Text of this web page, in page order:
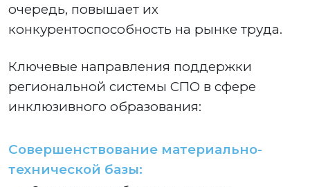
очередь, повышает их
конкурентоспособность на рынке труда.
Ключевые направления поддержки
региональной системы СПО в сфере
инклюзивного образования:
Совершенствование материально-
технической базы: